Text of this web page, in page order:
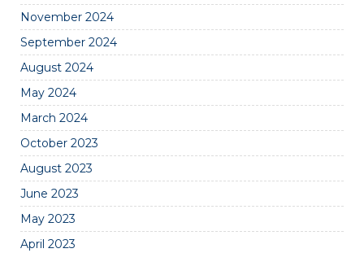
November 2024
September 2024
August 2024
May 2024
March 2024
October 2023
August 2023
June 2023
May 2023
April 2023